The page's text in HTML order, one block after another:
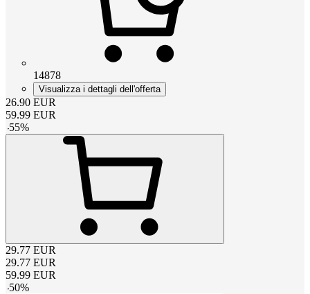
14878
Visualizza i dettagli dell'offerta
26.90 EUR
59.99 EUR
-55%
29.77 EUR
29.77 EUR
59.99 EUR
-50%